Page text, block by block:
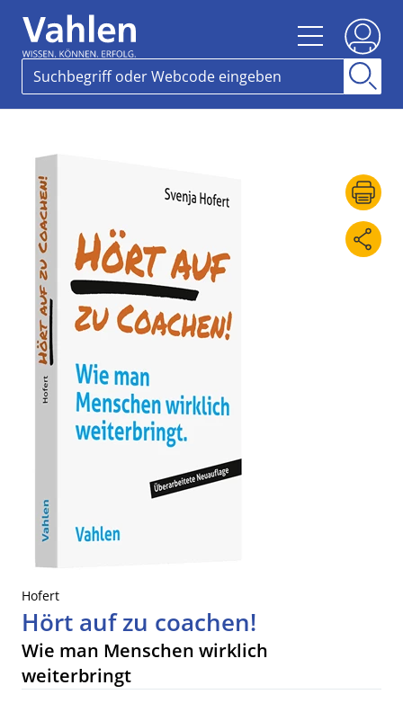
Hofert
Hört auf zu coachen!
Wie man Menschen wirklich
weiterbringt